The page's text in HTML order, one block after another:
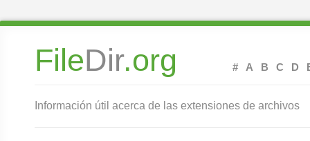
FileDir.org # A B C D
Información útil acerca de las extensiones de archivos